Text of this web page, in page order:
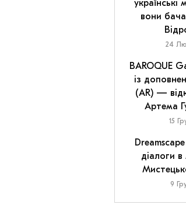
українські
вони
24
BAROQUE
із
(AR) —
Артема
15
діалоги в
9